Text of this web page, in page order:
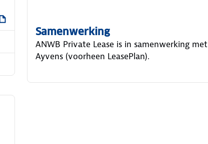
Samenwerking
ANWB Private Lease is in samenwerking met
Ayvens (voorheen LeasePlan).